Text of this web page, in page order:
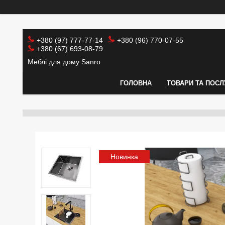
+380 (97) 777-77-14
+380 (96) 770-07-55
+380 (67) 693-08-79
Меблі для дому Sanro
ГОЛОВНА ТОВАРИ ТА
Новинка